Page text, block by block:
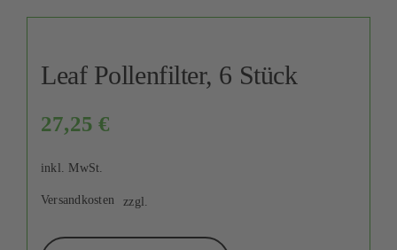
Leaf Pollenfilter, 6 Stück
27,25€
inkl. MwSt.
zzgl.
Versandkosten